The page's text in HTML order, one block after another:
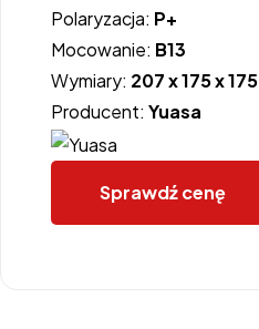
Polaryzacja: P+
Mocowanie: B13
Wymiary: 207 x 175 x 175
Producent: Yuasa
Sprawdź cenę